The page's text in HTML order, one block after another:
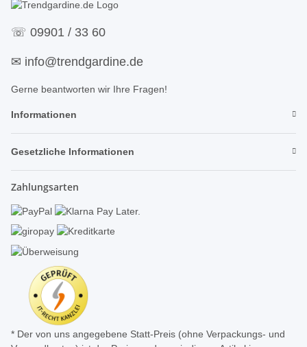
☏ 09901 / 33 60
✉ info@trendgardine.de
Gerne beantworten wir Ihre Fragen!
Informationen
Gesetzliche Informationen
Zahlungsarten
* Der von uns angegebene Statt-Preis (ohne Verpackungs- und